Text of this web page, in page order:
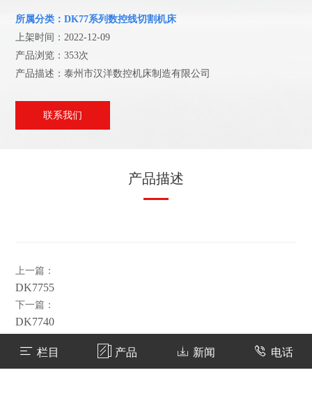
所属分类：DK77系列数控线切割机床
上架时间：2022-12-09
产品浏览：353次
产品描述：泰州市汉洋数控机床制造有限公司
联系我们
产品描述
上一篇：
DK7755
下一篇：
DK7740
返回
栏目 产品 新闻 电话